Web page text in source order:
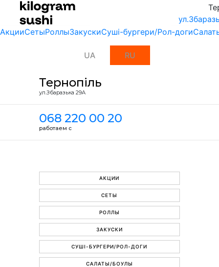
АкцииСетыРоллыЗакускиСуші-бургери/Рол-доги
UA RU
Тернопіль
ул.Збаразька 29А
068 220 00 20
работаем с
АКЦИИ
СЕТЫ
РОЛЛЫ
ЗАКУСКИ
СУШІ-БУРГЕРИ/РОЛ-ДОГИ
САЛАТЫ/БОУЛЫ